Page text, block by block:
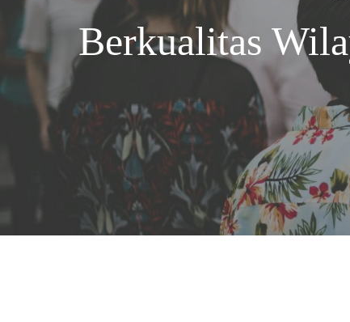
Berkualitas